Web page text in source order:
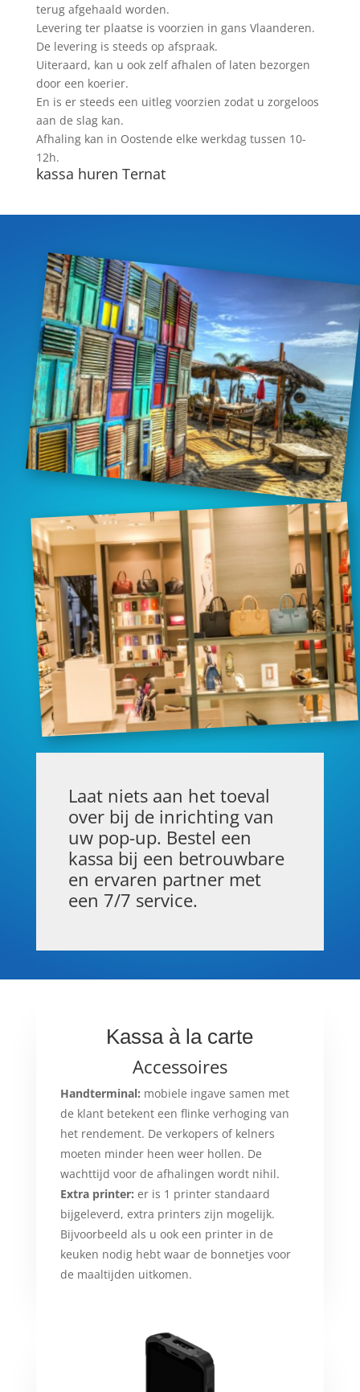
terug afgehaald worden.
Levering ter plaatse is voorzien in gans Vlaanderen.
De levering is steeds op afspraak.
Uiteraard, kan u ook zelf afhalen of laten bezorgen
door een koerier.
En is er steeds een uitleg voorzien zodat u zorgeloos
aan de slag kan.
Afhaling kan in Oostende elke werkdag tussen 10-
12h.
kassa huren Ternat
Laat niets aan het toeval
over bij de inrichting van
uw pop-up. Bestel een
kassa bij een betrouwbare
en ervaren partner met
een 7/7 service.
Kassa à la carte
Accessoires
Handterminal: mobiele ingave samen met
de klant betekent een flinke verhoging van
het rendement. De verkopers of kelners
moeten minder heen weer hollen. De
wachttijd voor de afhalingen wordt nihil.
Extra printer: er is 1 printer standaard
bijgeleverd, extra printers zijn mogelijk.
Bijvoorbeeld als u ook een printer in de
keuken nodig hebt waar de bonnetjes voor
de maaltijden uitkomen.